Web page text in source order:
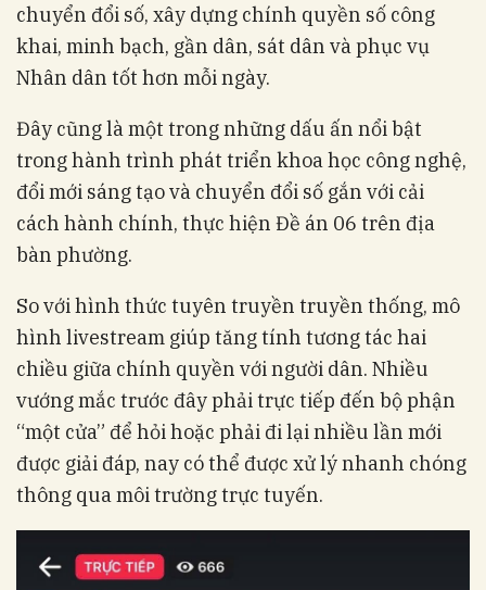
chuyển đổi số, xây dựng chính quyền số công
khai, minh bạch, gần dân, sát dân và phục vụ
Nhân dân tốt hơn mỗi ngày.
Đây cũng là một trong những dấu ấn nổi bật
trong hành trình phát triển khoa học công nghệ,
đổi mới sáng tạo và chuyển đổi số gắn với cải
cách hành chính, thực hiện Đề án 06 trên địa
bàn phường.
So với hình thức tuyên truyền truyền thống, mô
hình livestream giúp tăng tính tương tác hai
chiều giữa chính quyền với người dân. Nhiều
vướng mắc trước đây phải trực tiếp đến bộ phận
“một cửa” để hỏi hoặc phải đi lại nhiều lần mới
được giải đáp, nay có thể được xử lý nhanh chóng
thông qua môi trường trực tuyến.